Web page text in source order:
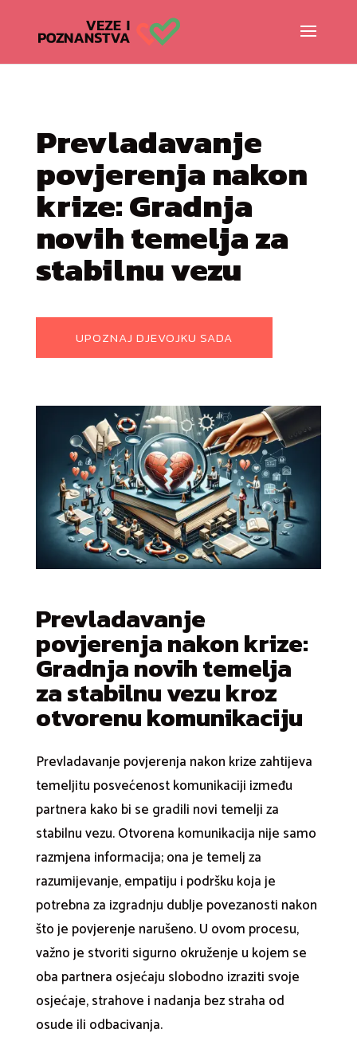
Prevladavanje
povjerenja nakon
krize: Gradnja
novih temelja za
stabilnu vezu
UPOZNAJ DJEVOJKU SADA
Prevladavanje
povjerenja nakon krize:
Gradnja novih temelja
za stabilnu vezu kroz
otvorenu komunikaciju
Prevladavanje povjerenja nakon krize zahtijeva
temeljitu posvećenost komunikaciji između
partnera kako bi se gradili novi temelji za
stabilnu vezu. Otvorena komunikacija nije samo
razmjena informacija; ona je temelj za
razumijevanje, empatiju i podršku koja je
potrebna za izgradnju dublje povezanosti nakon
što je povjerenje narušeno. U ovom procesu,
važno je stvoriti sigurno okruženje u kojem se
oba partnera osjećaju slobodno izraziti svoje
osjećaje, strahove i nadanja bez straha od
osude ili odbacivanja.